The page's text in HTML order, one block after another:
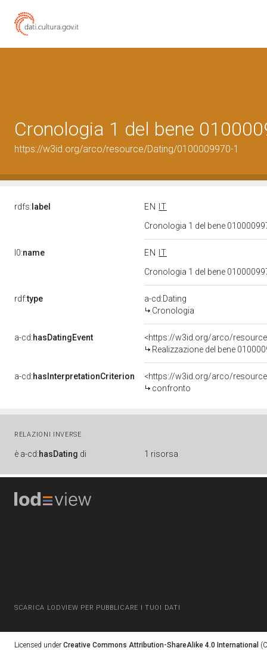
Cronologia 1 del bene
https://w3id.org/arco/resource/Dating/0100009970-1
rdfs: label EN
IT
Cronologia 1 del bene
l0:name EN
IT
Cronologia 1 del bene
rdf:type
a-cd:Dating
Cronologia
a-cd:hasDatingEvent
<https://w3id.org/arco/
Realizzazione del bene
a-cd:hasInterpretationCriterion
<https://w3id.org/arco/
confronto
RELAZIONI INVERSE
è a-cd:hasDating di 1 risorsa
SCARICA LODVIEW PER PUBBLICARE I TUOI DATI
Licensed under Creative Commons Attribution-ShareAlike 4.0 International